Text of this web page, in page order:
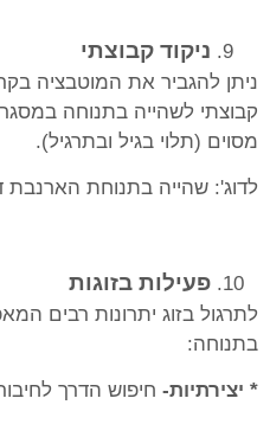
ניקוד קבוצתי
ניתן להגביר את המוטבציה
קבוצתי לשהייה בתנוחה
מסוים (תלוי בגיל ובתרגיל).
לדוג': שהייה בתנוחת הארנבת
פעילות בזוגות
לתרגול בזוג יתרונות רבים
בתנוחה:
* יצירתיות- חיפוש הדרך